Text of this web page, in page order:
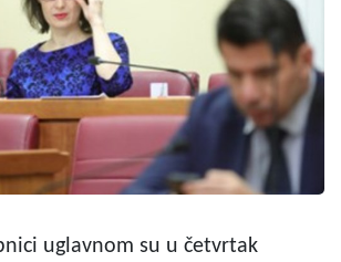
uglavnom su u četvrtak